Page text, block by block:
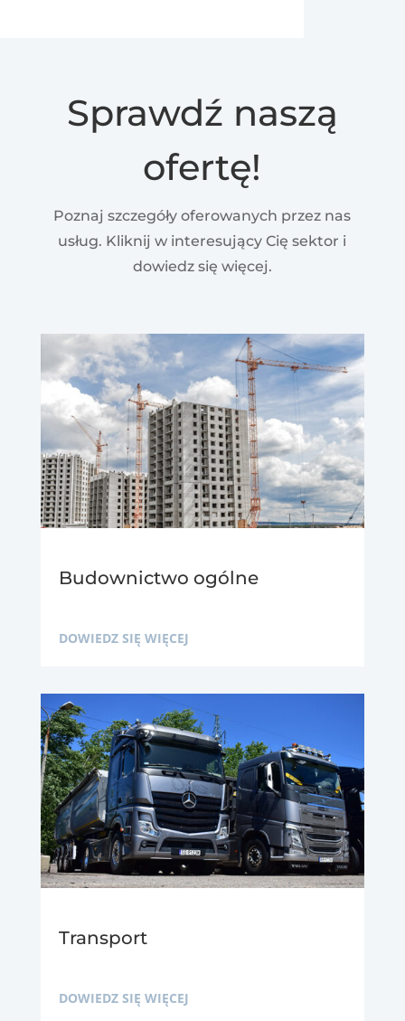
Sprawdź naszą
ofertę!
Poznaj szczegóły oferowanych przez nas
usług. Kliknij w interesujący Cię sektor i
dowiedz się więcej.
Budownictwo ogólne
DOWIEDZ SIĘ WIĘCEJ
Transport
DOWIEDZ SIĘ WIĘCEJ